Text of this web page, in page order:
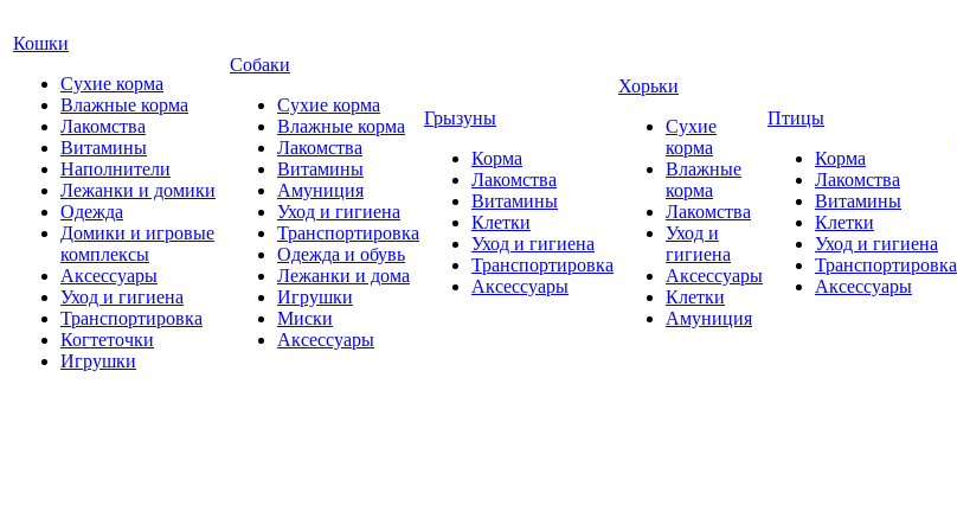
Кошки
Сухие корма
Влажные корма
Лакомства
Витамины
Наполнители
Лежанки и домики
Одежда
Домики и игровые
комплексы
Аксессуары
Уход и гигиена
Транспортировка
Когтеточки
Игрушки
Собаки
Сухие корма
Влажные корма
Лакомства
Витамины
Амуниция
Уход и гигиена
Транспортировка
Одежда и обувь
Лежанки и дома
Игрушки
Миски
Аксессуары
Грызуны
Корма
Лакомства
Витамины
Клетки
Уход и гигиена
Транспортировка
Аксессуары
Хорьки
Сухие
корма
Влажные
корма
Лакомства
Уход и
гигиена
Аксессуары
Клетки
Амуниция
Птицы
Корма
Лакомства
Витамины
Клетки
Уход и гигиена
Транспортировка
Аксессуары